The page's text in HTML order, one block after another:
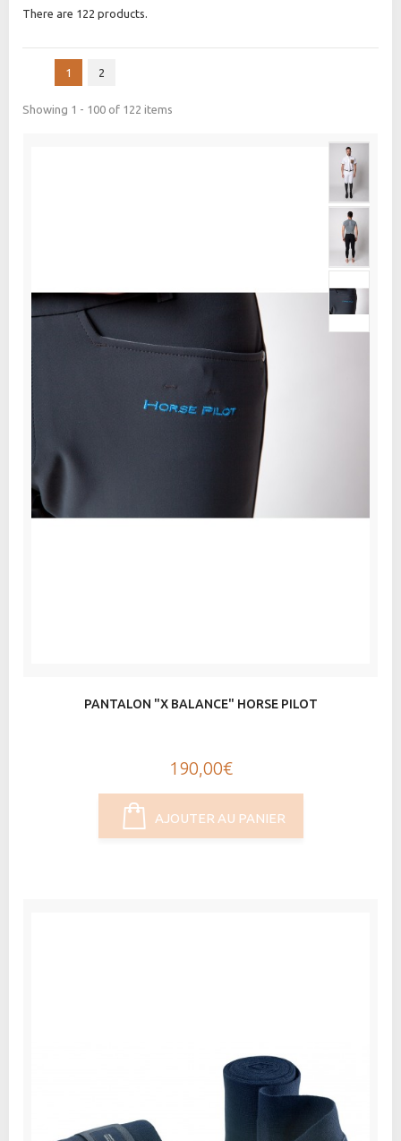
There are 122 products.
1 2
Showing 1 - 100 of 122 items
PANTALON "X BALANCE" HORSE PILOT
190,00€
AJOUTER AU PANIER